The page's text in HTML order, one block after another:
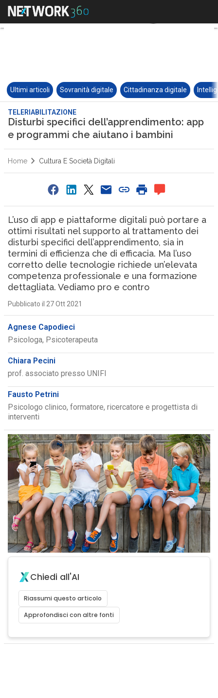
Ultimi articoli Sovranità digitale Cittadinanza digitale
TELERIABILITAZIONE
Disturbi specifici dell’apprendimento: app
e programmi che aiutano i bambini
Home Cultura E Società Digitali
L’uso di app e piattaforme digitali può portare a
ottimi risultati nel supporto al trattamento dei
disturbi specifici dell’apprendimento, sia in
termini di efficienza che di efficacia. Ma l’uso
corretto delle tecnologie richiede un’elevata
competenza professionale e una formazione
dettagliata. Vediamo pro e contro
Pubblicato il 27 Ott 2021
Agnese Capodieci
Psicologa, Psicoterapeuta
Chiara Pecini
prof. associato presso UNIFI
Fausto Petrini
Psicologo clinico, formatore, ricercatore e progettista di
interventi
Chiedi all'AI
Riassumi questo articolo
Approfondisci con altre fonti